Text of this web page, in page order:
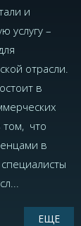
и
услугу –
отрасли.
в
том, что
в
ЕЩЕ